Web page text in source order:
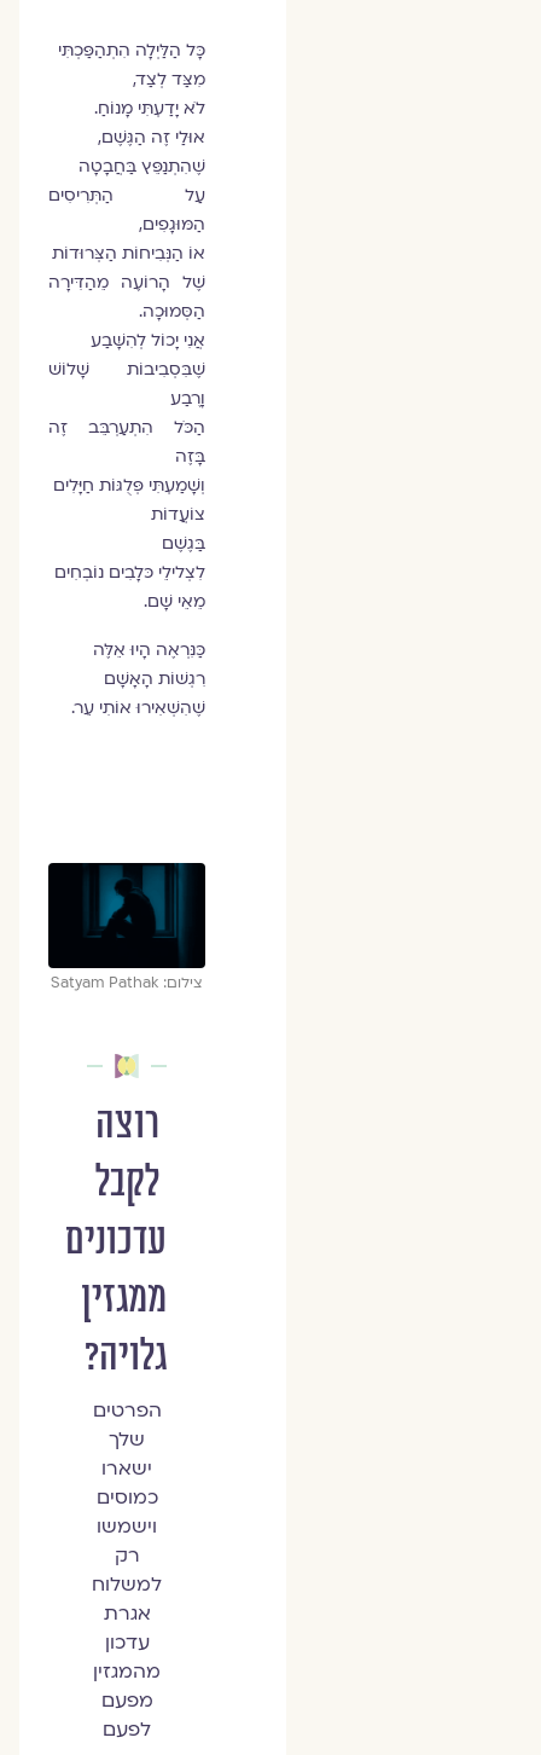
כָּל הַלַּיְלָה הִתְהַפַּכְתִּי
מִצַּד לְצַד,
לֹא יָדַעְתִּי מָנוֹחַ.
אוּלַי זֶה הַגֶּשֶׁם,
שֶׁהִתְנַפֵּץ בַּחֲבָטָה
עַל הַתְּרִיסִים
הַמּוּגָפִים,
אוֹ הַנְּבִיחוֹת הַצְּרוּדוֹת
שֶׁל הָרוֹעֶה מֵהַדִּירָה
הַסְּמוּכָה.
אֲנִי יָכוֹל לְהִשָּׁבַע
שֶׁבִּסְבִיבוֹת שָׁלוֹשׁ
וָרֶבַע
הַכֹּל הִתְעַרְבֵּב זֶה
בָּזֶה
וְשָׁמַעְתִּי פְּלֻגּוֹת חַיָּלִים
צוֹעֲדוֹת
בַּגֶשֶׁם
לִצְלילֵי כּלָבִים נוֹבְחִים
מֵאֵי שָׁם.
כַּנִּרְאֶה הָיוּ אֵלֶּה
רִגְשׁוֹת הָאָשָׁם
שֶׁהִשְׁאִירוּ אוֹתִי עֵר.
צילום: Satyam Pathak
רוצה
לקבל
עדכונים
ממגזין
גלויה?
הפרטים
שלך
ישארו
כמוסים
וישמשו
רק
למשלוח
אגרת
עדכון
מהמגזין
מפעם
לפעם